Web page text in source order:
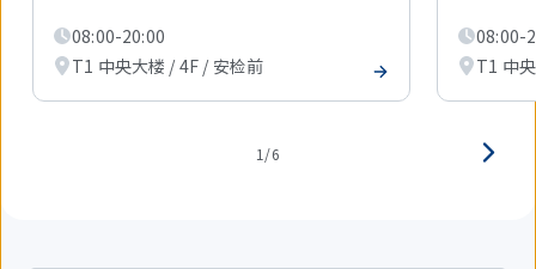
08:00-20:00
T1 中央大楼 / 4F / 安检前
08:00-
T1 中
1/6